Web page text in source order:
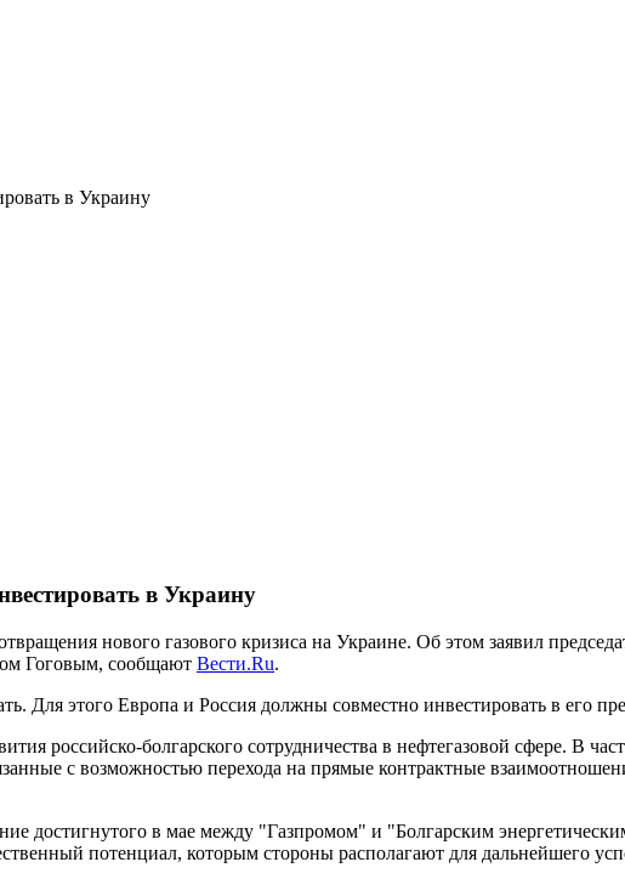
в Украину
в Украину
нового газового кризиса на Украине. Об этом заявил
Гоговым, сообщают Вести.Ru.
Для этого Европа и Россия должны совместно инвестировать в его
российско-болгарского сотрудничества в нефтегазовой сфере. В
с возможностью перехода на прямые контрактные
достигнутого в мае между "Газпромом" и "Болгарским
потенциал, которым стороны располагают для дальнейшего